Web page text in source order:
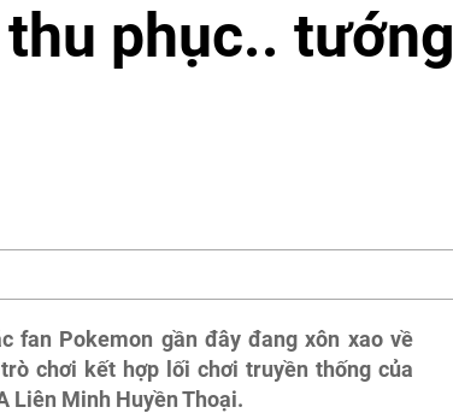
phục.. tướng
fan Pokemon gần đây đang xôn xao về
chơi kết hợp lối chơi truyền thống của
Liên Minh Huyền Thoại.